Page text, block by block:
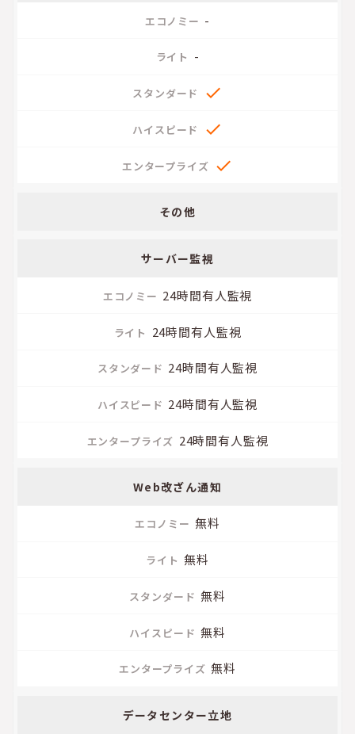
-
-



その他
サーバー監視
24時間有人監視
24時間有人監視
24時間有人監視
24時間有人監視
24時間有人監視
Web改ざん通知
無料
無料
無料
無料
無料
データセンター立地